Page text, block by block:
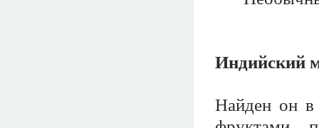
Индийский
Найден он